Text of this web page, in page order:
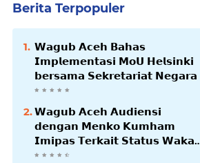
Berita Terpopuler
𝗪𝗮𝗴𝘂𝗯 𝗔𝗰𝗲𝗵 𝗕𝗮𝗵𝗮𝘀
𝗜𝗺𝗽𝗹𝗲𝗺𝗲𝗻𝘁𝗮𝘀𝗶 𝗠𝗼𝗨 𝗛𝗲𝗹𝘀𝗶𝗻𝗸𝗶
𝗯𝗲𝗿𝘀𝗮𝗺𝗮 𝗦𝗲𝗸𝗿𝗲𝘁𝗮𝗿𝗶𝗮𝘁 𝗡𝗲𝗴𝗮𝗿𝗮
𝗪𝗮𝗴𝘂𝗯 𝗔𝗰𝗲𝗵 𝗔𝘂𝗱𝗶𝗲𝗻𝘀𝗶
𝗱𝗲𝗻𝗴𝗮𝗻 𝗠𝗲𝗻𝗸𝗼 𝗞𝘂𝗺𝗵𝗮𝗺
𝗜𝗺𝗶𝗽𝗮𝘀 𝗧𝗲𝗿𝗸𝗮𝗶𝘁 𝗦𝘁𝗮𝘁𝘂𝘀 𝗪𝗮𝗸𝗮𝗳
𝗕𝗹𝗮𝗻𝗴𝗽𝗮𝗱𝗮𝗻𝗴